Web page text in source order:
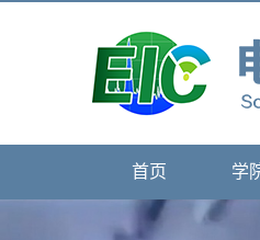
首页 学